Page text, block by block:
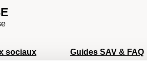
sociaux Guides SAV & FAQ